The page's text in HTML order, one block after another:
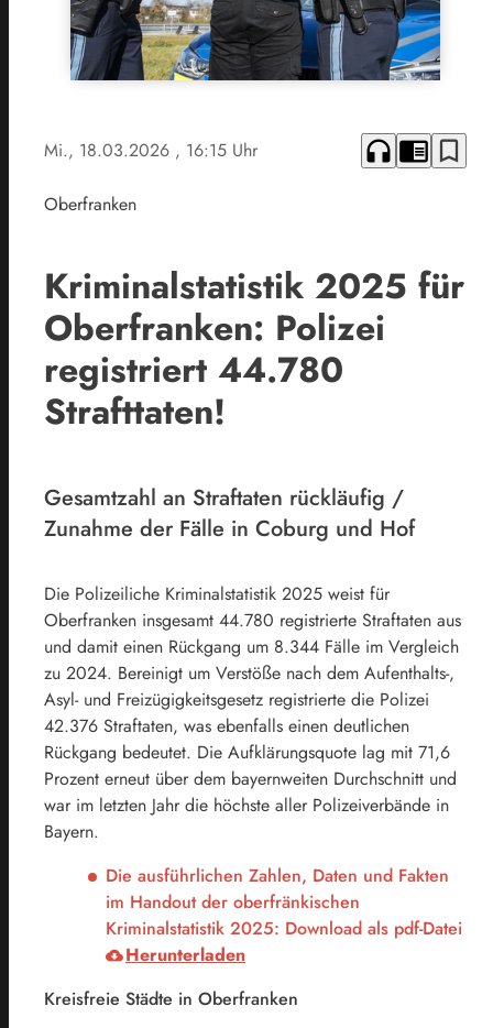
Mi., 18.03.2026 , 16:15 Uhr headphones chrome_reader_mode bookmark_border
Oberfranken
Kriminalstatistik 2025 für
Oberfranken: Polizei
registriert 44.780
Strafttaten!
Gesamtzahl an Straftaten rückläufig /
Zunahme der Fälle in Coburg und Hof
Die Polizeiliche Kriminalstatistik 2025 weist für
Oberfranken insgesamt 44.780 registrierte Straftaten aus
und damit einen Rückgang um 8.344 Fälle im Vergleich
zu 2024. Bereinigt um Verstöße nach dem Aufenthalts-,
Asyl- und Freizügigkeitsgesetz registrierte die Polizei
42.376 Straftaten, was ebenfalls einen deutlichen
Rückgang bedeutet. Die Aufklärungsquote lag mit 71,6
Prozent erneut über dem bayernweiten Durchschnitt und
war im letzten Jahr die höchste aller Polizeiverbände in
Bayern.
Die ausführlichen Zahlen, Daten und Fakten
im Handout der oberfränkischen
Kriminalstatistik 2025: Download als pdf-Datei
Herunterladen
Kreisfreie Städte in Oberfranken